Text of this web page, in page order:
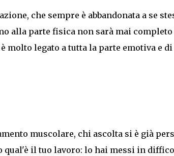
che sempre è abbandonata a se
alla parte fisica non sarà mai completo
legato a tutta la parte emotiva e di
muscolare, chi ascolta si è già
il tuo lavoro: lo hai messi in